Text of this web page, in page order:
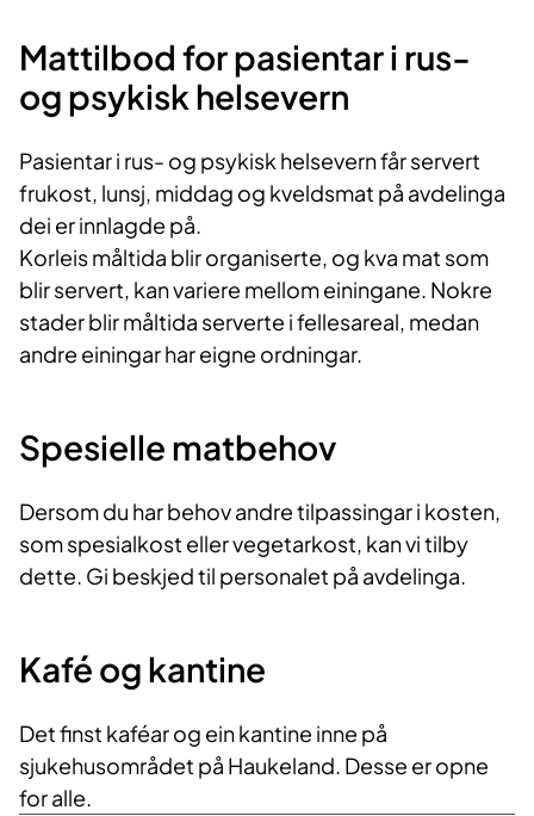
Mattilbod for pasientar i rus-
og psykisk helsevern
Pasientar i rus- og psykisk helsevern får servert
frukost, lunsj, middag og kveldsmat på avdelinga
dei er innlagde på.
Korleis måltida blir organiserte, og kva mat som
blir servert, kan variere mellom einingane. Nokre
stader blir måltida serverte i fellesareal, medan
andre einingar har eigne ordningar.
Spesielle matbehov
Dersom du har behov andre tilpassingar i kosten,
som spesialkost eller vegetarkost, kan vi tilby
dette. Gi beskjed til personalet på avdelinga.
Kafé og kantine
Det finst kaféar og ein kantine inne på
sjukehusområdet på Haukeland. Desse er opne
for alle.